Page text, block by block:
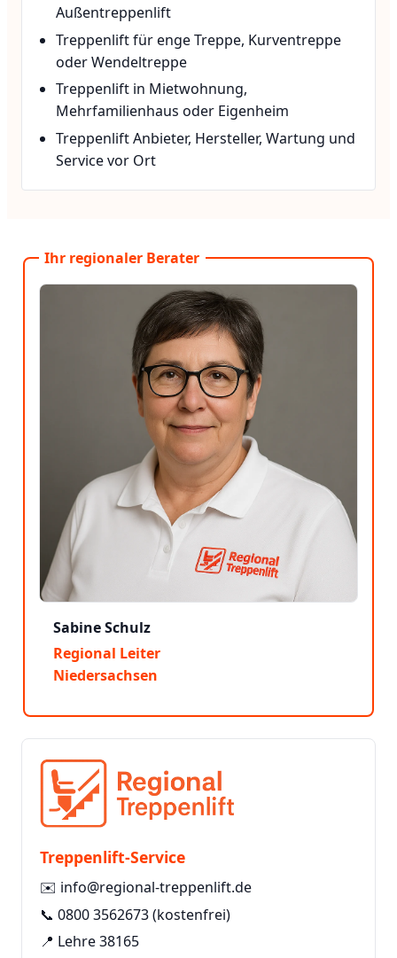
Außentreppenlift
Treppenlift für enge Treppe, Kurventreppe
oder Wendeltreppe
Treppenlift in Mietwohnung,
Mehrfamilienhaus oder Eigenheim
Treppenlift Anbieter, Hersteller, Wartung und
Service vor Ort
Ihr regionaler Berater
Sabine Schulz
Regional Leiter
Niedersachsen
Treppenlift-Service
✉️ info@regional-treppenlift.de
📞 0800 3562673(kostenfrei)
📍 Lehre 38165